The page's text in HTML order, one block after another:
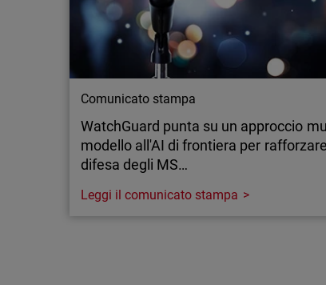
Comunicato stampa
WatchGuard punta su un approccio
modello all'AI di frontiera per
difesa degli MS…
Leggi il comunicato stampa